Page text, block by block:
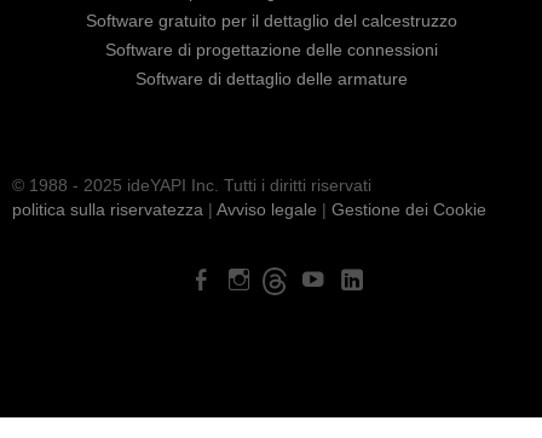
Software gratuito per il dettaglio del calcestruzzo
Software di progettazione delle connessioni
Software di dettaglio delle armature
© 1988 - 2025 ideYAPI Inc. Tutti i diritti riservati
politica sulla riservatezza | Avviso legale | Gestione dei Cookie